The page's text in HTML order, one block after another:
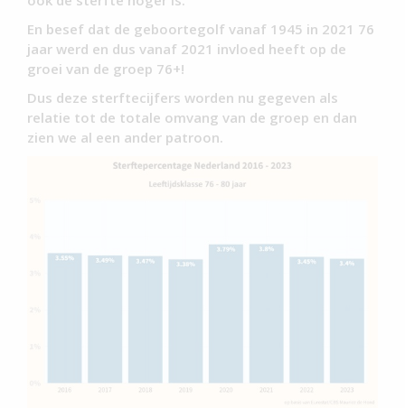
En besef dat de geboortegolf vanaf 1945 in 2021 76
jaar werd en dus vanaf 2021 invloed heeft op de
groei van de groep 76+!
Dus deze sterftecijfers worden nu gegeven als
relatie tot de totale omvang van de groep en dan
zien we al een ander patroon.